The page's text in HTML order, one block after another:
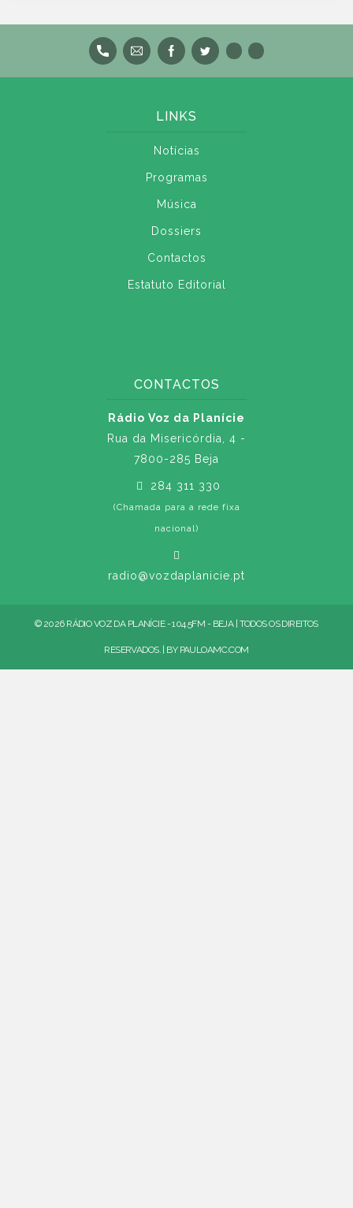
LINKS
Notícias
Programas
Música
Dossiers
Contactos
Estatuto Editorial
CONTACTOS
Rádio Voz da Planície
Rua da Misericórdia, 4 -
7800-285 Beja
284 311 330
(Chamada para a rede fixa
nacional)
radio@vozdaplanicie.pt
© 2026 RÁDIO VOZ DA PLANÍCIE - 104.5FM - BEJA | TODOS OS DIREITOS
RESERVADOS. | BY PAULOAMC.COM